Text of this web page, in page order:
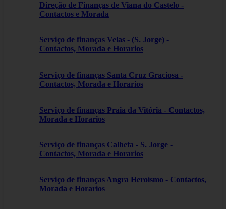
Direção de Finanças de Viana do Castelo -
Contactos e Morada
Serviço de finanças Velas - (S. Jorge) -
Contactos, Morada e Horarios
Serviço de finanças Santa Cruz Graciosa -
Contactos, Morada e Horarios
Serviço de finanças Praia da Vitória - Contactos,
Morada e Horarios
Serviço de finanças Calheta - S. Jorge -
Contactos, Morada e Horarios
Serviço de finanças Angra Heroísmo - Contactos,
Morada e Horarios